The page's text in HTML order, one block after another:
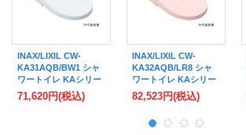
INAX/LIXIL CW-
KA31AQB/BW1 シャ
ワートイレ KAシリー
ズ KA31A フルオー
ト・リモコン式 平
71,620円(税込)
INAX/LIXIL CW-
KA32AQB/LR8 シャ
ワートイレ KAシリー
ズ KA32A フルオー
ト・リモコン式 平
リモコン ピンク (CW-
82,523円(税込)